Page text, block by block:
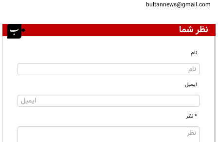
bultannews@gmail.com
نظر شما
نام
ایمیل
* نظر